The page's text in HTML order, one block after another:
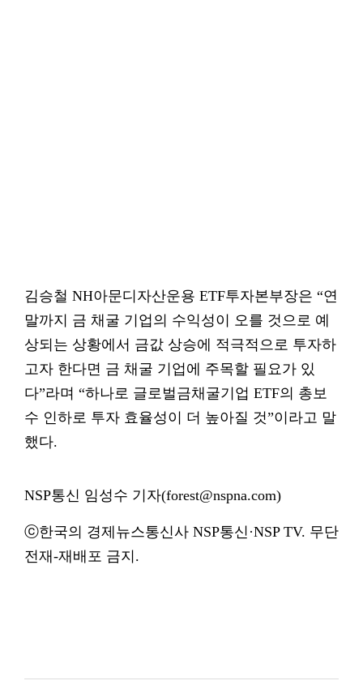
김승철 NH아문디자산운용 ETF투자본부장은 “연
말까지 금 채굴 기업의 수익성이 오를 것으로 예
상되는 상황에서 금값 상승에 적극적으로 투자하
고자 한다면 금 채굴 기업에 주목할 필요가 있
다”라며 “하나로 글로벌금채굴기업 ETF의 총보
수 인하로 투자 효율성이 더 높아질 것”이라고 말
했다.
NSP통신 임성수 기자(forest@nspna.com)
ⓒ한국의 경제뉴스통신사 NSP통신·NSP TV. 무단
전재-재배포 금지.